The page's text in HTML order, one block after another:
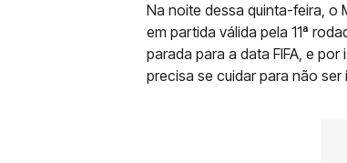
Na noite dessa quinta-feira, o
em partida válida pela 11ª
parada para a data FIFA, e
precisa se cuidar para não ser